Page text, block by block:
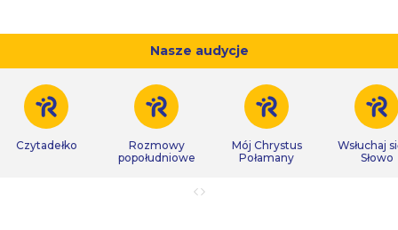
Nasze audycje
Czytadełko
Rozmowy
popołudniowe
Mój Chrystus
Połamany
Wsłuchaj
Słowo